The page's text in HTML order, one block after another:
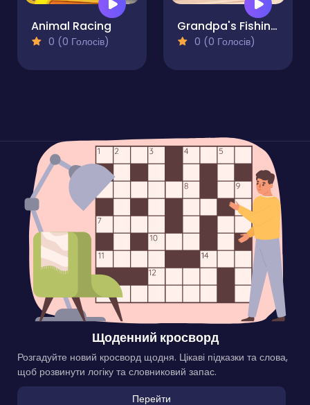
Animal Racing
0 (0 Голосів)
Grandpa's Fishing Boat
0 (0 Голосів)
Щоденний кросворд
Розгадуйте новий кросворд щодня. Цікаві підказки та слова,
щоб розвинути логіку та словниковий запас.
Перейти